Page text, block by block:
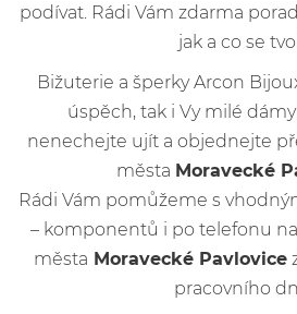
podívat. Rádi Vám zdarma
jak a co se
Bižuterie a šperky Arcon
úspěch, tak i Vy milé
nenechejte ujít a objednejte
města Moravecké
Rádi Vám pomůžeme s
– komponentů i po telefonu na
města Moravecké Pavlovice
pracovního